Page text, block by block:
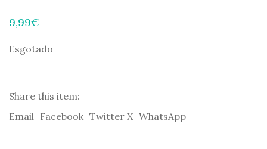
9,99€
Esgotado
Share this item:
Email Facebook Twitter X WhatsApp